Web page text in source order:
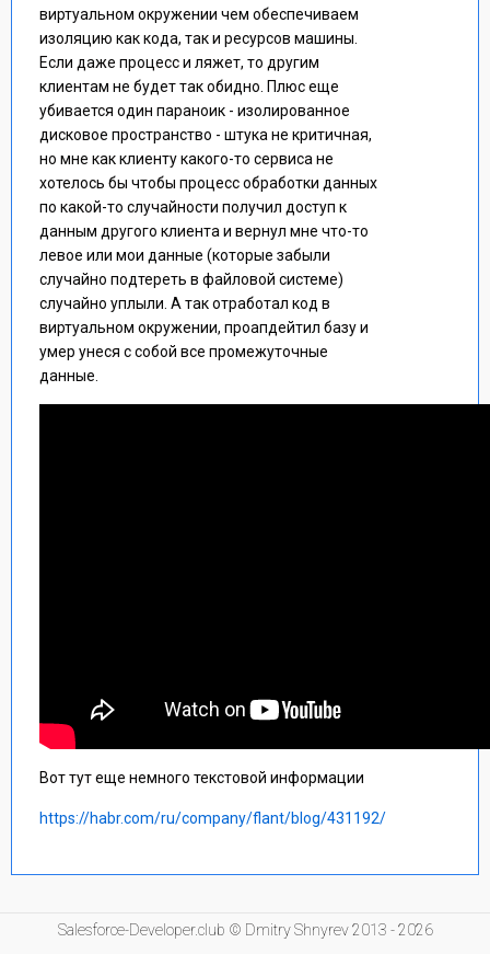
виртуальном окружении чем обеспечиваем
изоляцию как кода, так и ресурсов машины.
Если даже процесс и ляжет, то другим
клиентам не будет так обидно. Плюс еще
убивается один параноик - изолированное
дисковое пространство - штука не критичная,
но мне как клиенту какого-то сервиса не
хотелось бы чтобы процесс обработки данных
по какой-то случайности получил доступ к
данным другого клиента и вернул мне что-то
левое или мои данные (которые забыли
случайно подтереть в файловой системе)
случайно уплыли. А так отработал код в
виртуальном окружении, проапдейтил базу и
умер унеся с собой все промежуточные
данные.
Вот тут еще немного текстовой информации
https://habr.com/ru/company/flant/blog/431192/
Salesforce-Developer.club © Dmitry Shnyrev 2013 - 2026